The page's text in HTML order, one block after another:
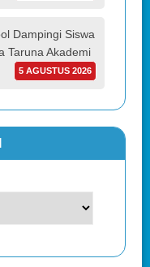
Dampingi Siswa
Taruna Akademi
5 AGUSTUS 2026